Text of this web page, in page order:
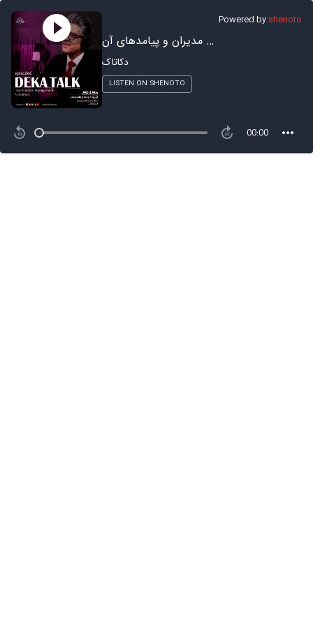
Powered byshenoto
بدقولی مدیران و پیامدهای آن
دکاتاک
LISTEN ON SHENOTO
00:00